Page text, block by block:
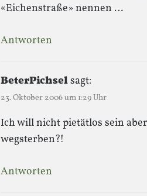
«Eichenstraße» nennen …
Antworten
BeterPichselsagt:
23. Oktober 2006 um 1:29 Uhr
Ich will nicht pietätlos sein
wegsterben?!
Antworten